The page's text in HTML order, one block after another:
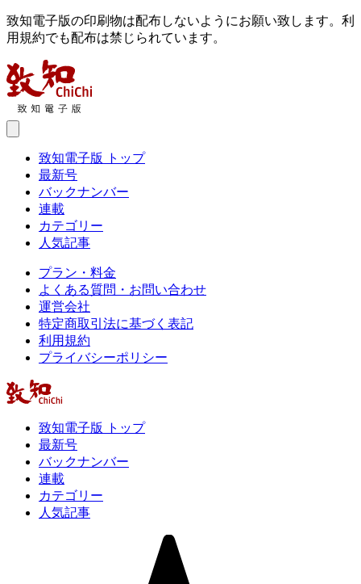
致知電子版の印刷物は配布しないようにお願い致します。利
用規約でも配布は禁じられています。
致知電子版 トップ
最新号
バックナンバー
連載
カテゴリー
人気記事
プラン・料金
よくある質問・お問い合わせ
運営会社
特定商取引法に基づく表記
利用規約
プライバシーポリシー
致知電子版 トップ
最新号
バックナンバー
連載
カテゴリー
人気記事